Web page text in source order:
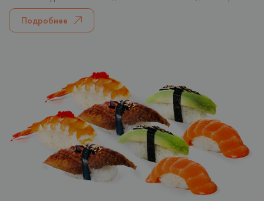
перекуса или заказа домой.
Подробнее